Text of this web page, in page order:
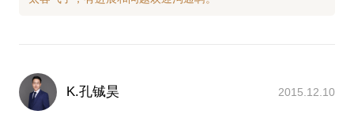
K.孔铖昊 2015.12.10